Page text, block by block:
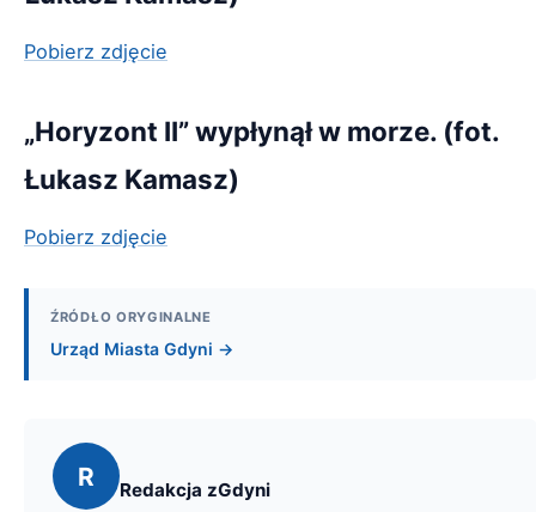
Pobierz zdjęcie
„Horyzont II” wypłynął w morze. (fot.
Łukasz Kamasz)
Pobierz zdjęcie
ŹRÓDŁO ORYGINALNE
Urząd Miasta Gdyni →
R Redakcja zGdyni